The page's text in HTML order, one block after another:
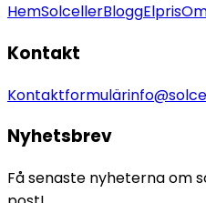
HemSolcellerBloggElpris
Kontakt
Kontaktformulär
Nyhetsbrev
Få senaste nyheterna om